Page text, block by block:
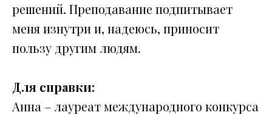
решений. Преподавание подпитывает
меня изнутри и, надеюсь, приносит
пользу другим людям.
Для справки:
Анна – лауреат международного конкурса